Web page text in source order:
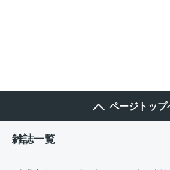
ページトップ
雑誌一覧